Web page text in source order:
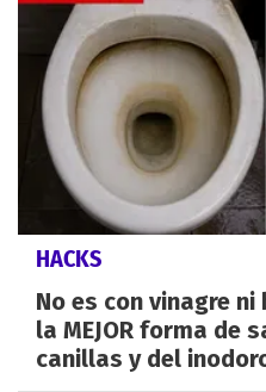
HACKS
No es con vinagre
la MEJOR forma de
canillas y del